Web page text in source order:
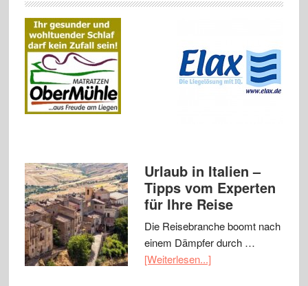
Urlaub in Italien –
Tipps vom Experten
für Ihre Reise
Die Reisebranche boomt nach
einem Dämpfer durch …
[Weiterlesen...]